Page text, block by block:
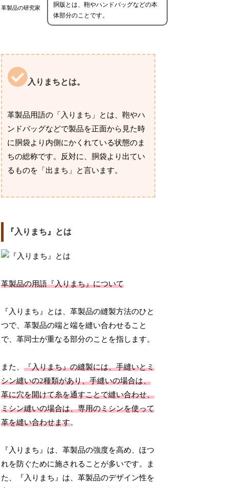
革製品の研究家
胴版とは、鞄やハンドバッグなどの本
体部分のことです。
入りまちとは。
革製品用語の「入りまち」とは、鞄やハ
ンドバッグなどで製品を正面から見た時
に胴袋より内側にかくれている状態のま
ちの総称です。反対に、胴袋より出てい
るものを「出まち」と言います。
『入りまち』とは
革製品の用語『入りまち』について
『入りまち』とは、革製品の縫製方法のひと
つで、革製品の端と端を縫い合わせること
で、革同士が重なる部分のことを指します。
また、『入りまち』の縫製には、手縫いとミ
シン縫いの2種類があり、手縫いの場合は、
革に穴を開けて糸を通すことで縫い合わせ、
ミシン縫いの場合は、専用のミシンを使って
革を縫い合わせます。
『入りまち』は、革製品の強度を高め、ほつ
れを防ぐために施されることが多いです。ま
た、『入りまち』は、革製品のデザイン性を